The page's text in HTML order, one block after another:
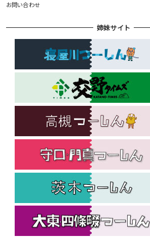
お問い合わせ
姉妹サイト